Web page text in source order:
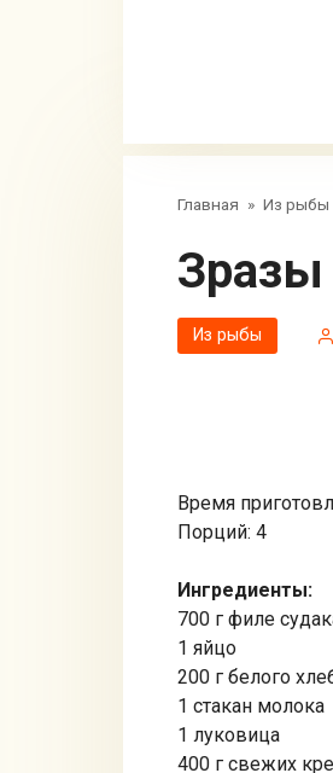
Главная » Из рыбы
Из рыбы
Время
Порций: 4
Ингредиенты:
700 г филе
1 яйцо
200 г белого
1 стакан молока
1 луковица
400 г свежих